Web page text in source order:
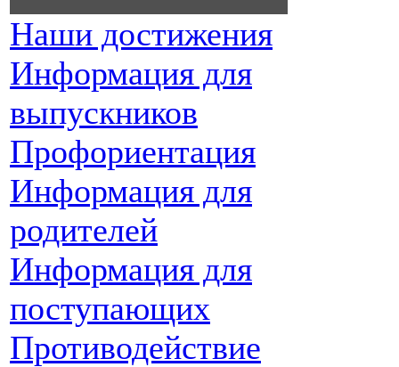
Наши достижения
Информация для
выпускников
Профориентация
Информация для
родителей
Информация для
поступающих
Противодействие